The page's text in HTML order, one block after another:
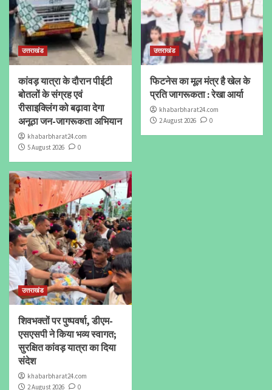
उत्तराखंड
कांवड़ यात्रा के दौरान पीईटी
बोतलों के संग्रह एवं
रीसाइक्लिंग को बढ़ावा देगा
अनूठा जन-जागरूकता अभियान
khabarbharat24.com
5 August 2026
0
उत्तराखंड
फिटनेस का मूल मंत्र है खेल के
प्रति जागरूकता : रेखा आर्या
khabarbharat24.com
2 August 2026
0
उत्तराखंड
शिवभक्तों पर पुष्पवर्षा, डीएम-
एसएसपी ने किया भव्य स्वागत;
सुरक्षित कांवड़ यात्रा का दिया
संदेश
khabarbharat24.com
2 August 2026
0